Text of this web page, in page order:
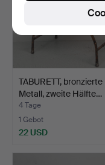
TABURETT, bronzierte
Metall, zweite Hälfte…
4 Tage
1 Gebot
22 USD